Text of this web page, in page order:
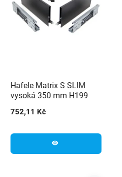
Hafele Matrix S SLIM
vysoká 350 mm H199
752,11 Kč
visibility